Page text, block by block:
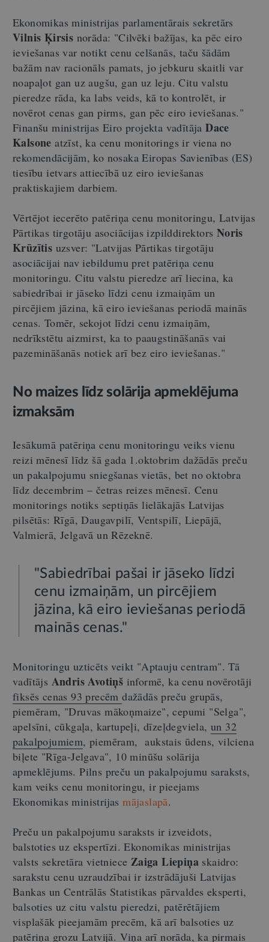
Ekonomikas ministrijas parlamentārais sekretārs
Vilnis Ķirsis norāda: "Cilvēki bažījas, ka pēc eiro
ieviešanas var notikt cenu celšanās, taču šādām
bažām nav racionāls pamats, jo jebkuru skaitli var
noapaļot gan uz augšu, gan uz leju. Citu valstu
pieredze rāda, ka labs veids, kā to kontrolēt, ir
novērot cenas gan pirms, gan pēc eiro ieviešanas."
Finanšu ministrijas Eiro projekta vadītājaDace
Kalsoneatzīst, ka cenu monitorings ir viena no
rekomendācijām, ko nosaka Eiropas Savienības (ES)
tiesību ietvars attiecībā uz eiro ieviešanas
praktiskajiem darbiem.
Vērtējot iecerēto patēriņa cenu monitoringu, Latvijas
Pārtikas tirgotāju asociācijas izpilddirektors Noris
Krūzītis uzsver: "Latvijas Pārtikas tirgotāju
asociācijai nav iebildumu pret patēriņa cenu
monitoringu. Citu valstu pieredze arī liecina, ka
sabiedrībai ir jāseko līdzi cenu izmaiņām un
pircējiem jāzina, kā eiro ieviešanas periodā mainās
cenas. Tomēr, sekojot līdzi cenu izmaiņām,
nedrīkstētu aizmirst, ka to paaugstināšanās vai
pazemināšanās notiek arī bez eiro ieviešanas."
No maizes līdz solārija apmeklējuma
izmaksām
Iesākumā patēriņa cenu monitoringu veiks vienu
reizi mēnesī līdz šā gada 1.oktobrim dažādās preču
un pakalpojumu sniegšanas vietās, bet no oktobra
līdz decembrim – četras reizes mēnesī. Cenu
monitorings notiks septiņās lielākajās Latvijas
pilsētās: Rīgā, Daugavpilī, Ventspilī, Liepājā,
Valmierā, Jelgavā un Rēzeknē.
"Sabiedrībai pašai ir jāseko līdzi
cenu izmaiņām, un pircējiem
jāzina, kā eiro ieviešanas periodā
mainās cenas."
Monitoringu uzticēts veikt "Aptauju centram". Tā
vadītājs Andris Avotiņš informē, ka cenu novērotāji
fiksēs cenas 93 precēmdažādās preču grupās,
piemēram, "Druvas mākoņmaize", cepumi "Selga",
apelsīni, cūkgaļa, kartupeļi, dīzeļdegviela, un 32
pakalpojumiem, piemēram, aukstais ūdens, vilciena
biļete "Rīga-Jelgava", 10 minūšu solārija
apmeklējums. Pilns preču un pakalpojumu saraksts,
kam veiks cenu monitoringu, ir pieejams
Ekonomikas ministrijasmājaslapā.
Preču un pakalpojumu saraksts ir izveidots,
balstoties uz ekspertīzi. Ekonomikas ministrijas
valsts sekretāra vietniece Zaiga Liepiņa skaidro:
sarakstu cenu uzraudzībai ir izstrādājuši Latvijas
Bankas un Centrālās Statistikas pārvaldes eksperti,
balsoties uz citu valstu pieredzi, patērētājiem
visplašāk pieejamām precēm, kā arī balsoties uz
patēriņa grozu Latvijā. Viņa arī norāda, ka pirmais